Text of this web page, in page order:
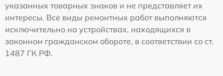
указанных товарных знаков и не представляет их
интересы. Все виды ремонтных работ выполняются
исключительно на устройствах, находящихся в
законном гражданском обороте, в соответствии со ст.
1487 ГК РФ.